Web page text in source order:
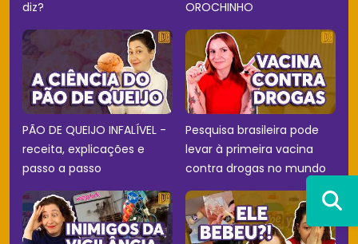
diz? OROCHINHO
PÃO DE QUEIJO INFALÍVEL -
receita, explicações e
passo a passo
Pesquisa brasileira pode
levar à primeira vacina
contra drogas no mundo